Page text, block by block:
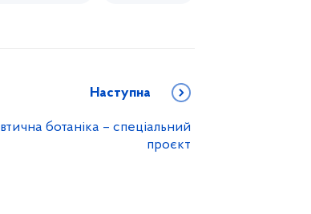
Наступна
ботаніка – спеціальний
проєкт